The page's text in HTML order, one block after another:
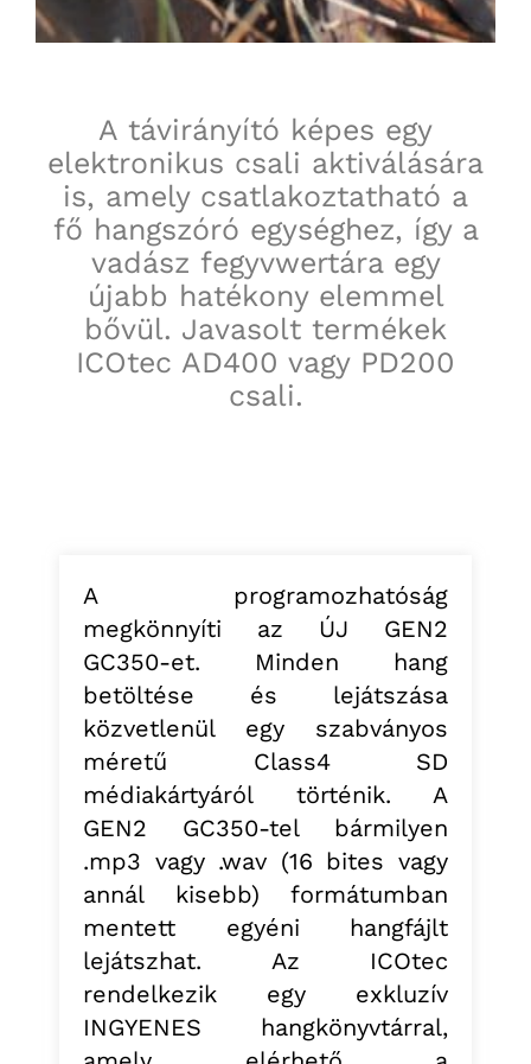
A távirányító képes egy
elektronikus csali aktiválására
is, amely csatlakoztatható a
fő hangszóró egységhez, így a
vadász fegyvwertára egy
újabb hatékony elemmel
bővül. Javasolt termékek
ICOtec AD400 vagy PD200
csali.
A programozhatóság
megkönnyíti az ÚJ GEN2
GC350-et. Minden hang
betöltése és lejátszása
közvetlenül egy szabványos
méretű Class4 SD
médiakártyáról történik. A
GEN2 GC350-tel bármilyen
.mp3 vagy .wav (16 bites vagy
annál kisebb) formátumban
mentett egyéni hangfájlt
lejátszhat. Az ICOtec
rendelkezik egy exkluzív
INGYENES hangkönyvtárral,